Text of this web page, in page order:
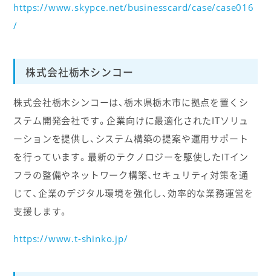
https://www.skypce.net/businesscard/case/case016
/
株式会社栃木シンコー
株式会社栃木シンコーは、栃木県栃木市に拠点を置くシ
ステム開発会社です。企業向けに最適化されたITソリュ
ーションを提供し、システム構築の提案や運用サポート
を行っています。最新のテクノロジーを駆使したITイン
フラの整備やネットワーク構築、セキュリティ対策を通
じて、企業のデジタル環境を強化し、効率的な業務運営を
支援します。
https://www.t-shinko.jp/